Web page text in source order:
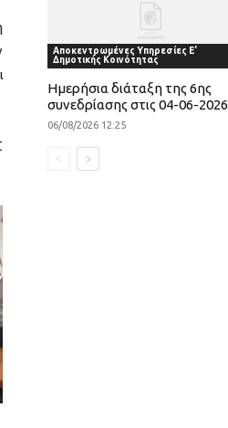
Αποκεντρωμένες Υπηρεσίες Ε'
Δημοτικής Κοινότητας
Ημερήσια διάταξη της 6ης
συνεδρίασης στις 04-06-2026
06/08/2026 12:25